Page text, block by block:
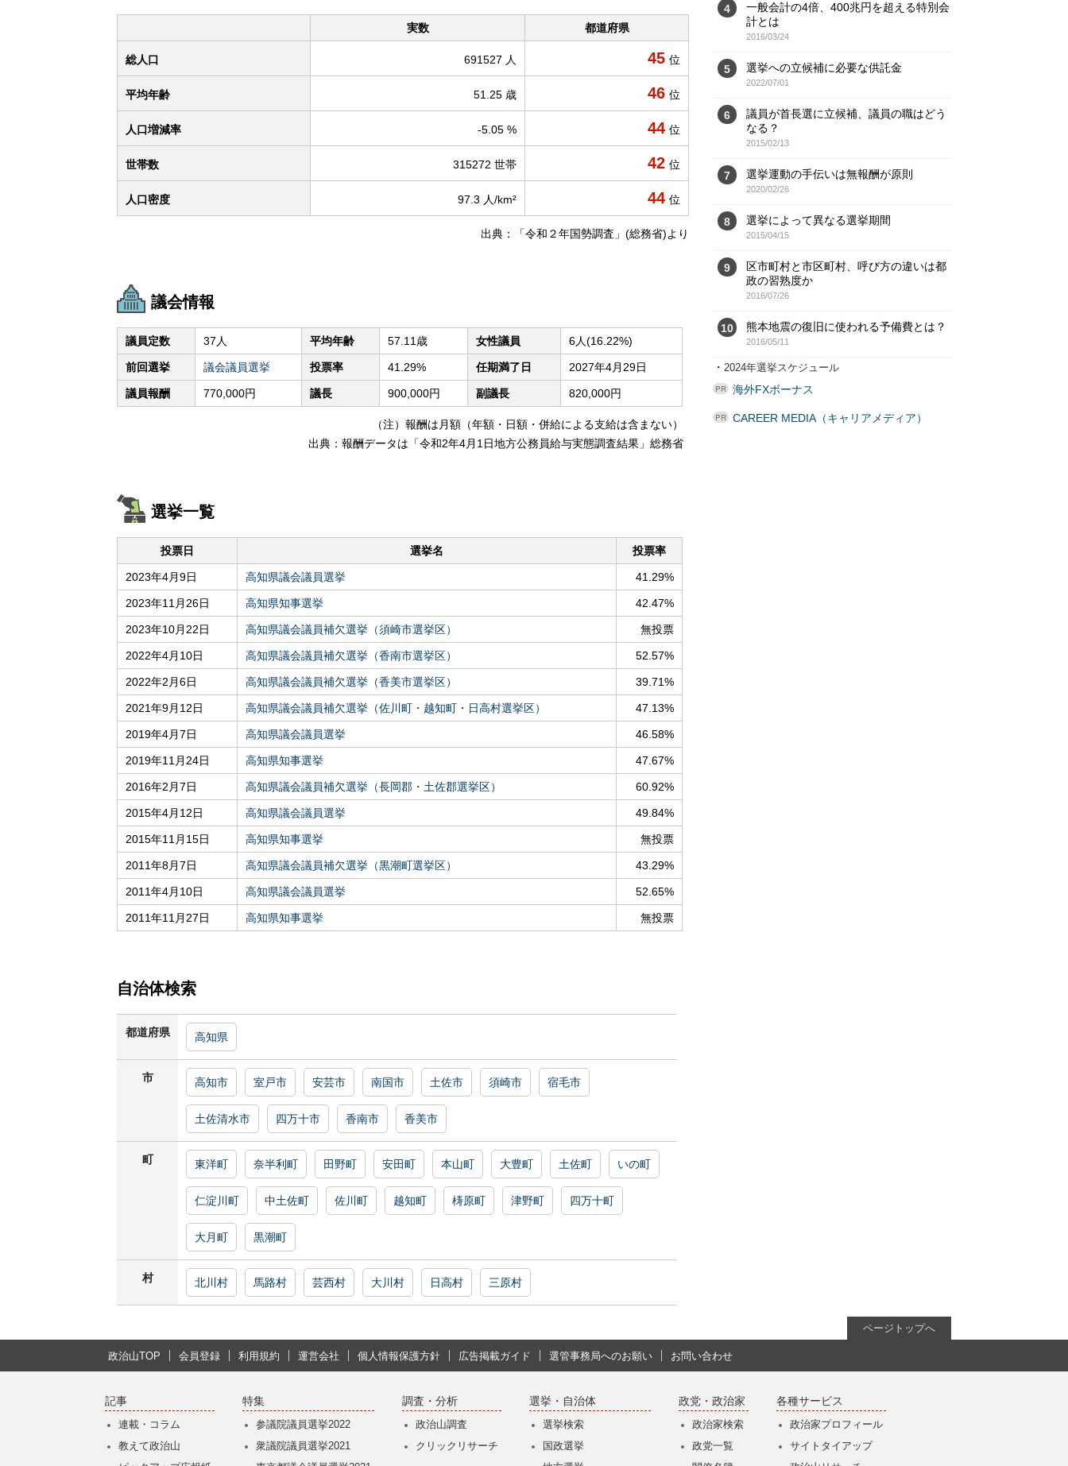
実数 都道府県
総人口 691527 人 45 位
平均年齢 51.25 歳 46 位
人口増減率 -5.05 % 44 位
世帯数 315272 世帯 42 位
人口密度 97.3 人/km² 44 位
出典：「令和２年国勢調査」(総務省)より
議会情報
議員定数 37人 平均年齢 57.11歳 女性議員 6人(16.22%)
前回選挙 議会議員選挙 投票率 41.29% 任期満了日 2027年4月29日
議員報酬 770,000円 議長 900,000円 副議長 820,000円
（注）報酬は月額（年額・日額・併給による支給は含まない）
出典：報酬データは「令和2年4月1日地方公務員給与実態調査結果」総務省
選挙一覧
投票日 選挙名 投票率
2023年4月9日 高知県議会議員選挙 41.29%
2023年11月26日 高知県知事選挙 42.47%
2023年10月22日 高知県議会議員補欠選挙（須崎市選挙区） 無投票
2022年4月10日 高知県議会議員補欠選挙（香南市選挙区） 52.57%
2022年2月6日 高知県議会議員補欠選挙（香美市選挙区） 39.71%
2021年9月12日 高知県議会議員補欠選挙（佐川町・越知町・日高村選挙区） 47.13%
2019年4月7日 高知県議会議員選挙 46.58%
2019年11月24日 高知県知事選挙 47.67%
2016年2月7日 高知県議会議員補欠選挙（長岡郡・土佐郡選挙区） 60.92%
2015年4月12日 高知県議会議員選挙 49.84%
2015年11月15日 高知県知事選挙 無投票
2011年8月7日 高知県議会議員補欠選挙（黒潮町選挙区） 43.29%
2011年4月10日 高知県議会議員選挙 52.65%
2011年11月27日 高知県知事選挙 無投票
自治体検索
都道府県 高知県
市 高知市 室戸市 安芸市 南国市 土佐市 須崎市 宿毛市
土佐清水市 四万十市 香南市 香美市
町 東洋町 奈半利町 田野町 安田町 本山町 大豊町 土佐町 いの町
仁淀川町 中土佐町 佐川町 越知町 梼原町 津野町 四万十町
大月町 黒潮町
村 北川村 馬路村 芸西村 大川村 日高村 三原村
4
一般会計の4倍、400兆円を超える特別会
計とは
2016/03/24
5 選挙への立候補に必要な供託金
2022/07/01
6
議員が首長選に立候補、議員の職はどう
なる？
2015/02/13
7 選挙運動の手伝いは無報酬が原則
2020/02/26
8 選挙によって異なる選挙期間
2015/04/15
9
区市町村と市区町村、呼び方の違いは都
政の習熟度か
2016/07/26
10 熊本地震の復旧に使われる予備費とは？
2016/05/11
・ 2024年選挙スケジュール
海外FXボーナス
CAREER MEDIA（キャリアメディア）
ページトップへ
政治山TOP 会員登録 利用規約 運営会社 個人情報保護方針 広告掲載ガイド 選管事務局へのお願い お問い合わせ
記事
連載・コラム
教えて政治山
特集
参議院議員選挙2022
衆議院議員選挙2021
調査・分析
政治山調査
クリックリサーチ
選挙・自治体
選挙検索
国政選挙
政党・政治家
政治家検索
政党一覧
各種サービス
政治家プロフィール
サイトタイアップ